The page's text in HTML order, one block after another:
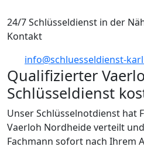
24/7 Schlüsseldienst in der
Kontakt
info@schluesseldienst-
Qualifizierter
Schlüsseldienst
Unser Schlüsselnotdienst hat
Vaerloh Nordheide verteilt
Fachmann sofort nach Ihrem